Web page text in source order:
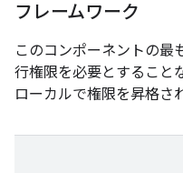
フレームワーク
このコンポーネントの最
行権限を必要とすること
ローカルで権限を昇格さ